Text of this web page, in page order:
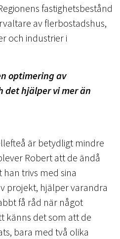
fastighetsbestånd
av flerbostadshus,
och industrier i
optimering av
det hjälper vi mer än
är betydligt mindre
Robert att de ändå
trivs med sina
projekt, hjälper varandra
få råd när något
känns det som att de
bara med två olika